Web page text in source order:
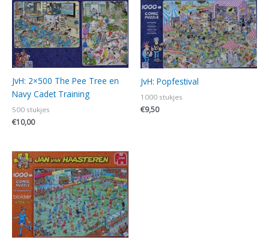
JvH: 2×500 The Pee Tree en
Navy Cadet Training
500 stukjes
€10,00
JvH: Popfestival
1000 stukjes
€9,50